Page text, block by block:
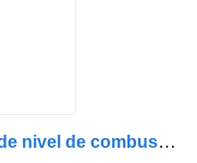
Scania R-Series 1790948 sensor de nivel de combustible para Scania camión